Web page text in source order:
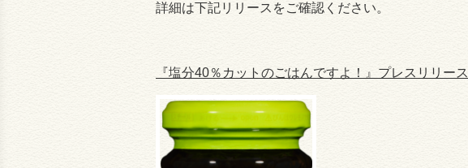
詳細は下記リリースをご確認ください。
『塩分40％カットのごはんですよ！』プレスリリース